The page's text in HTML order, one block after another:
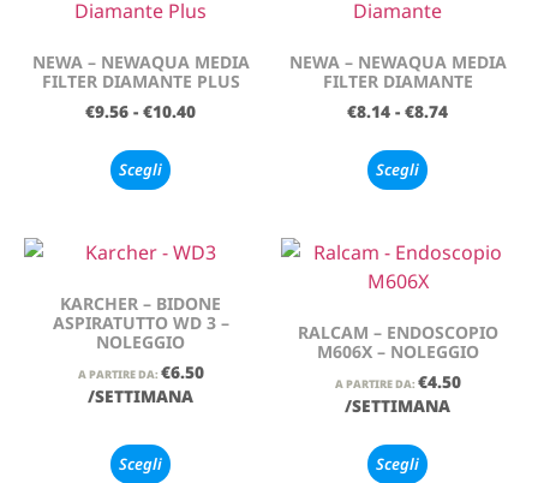
NEWA – NEWAQUA MEDIA
FILTER DIAMANTE PLUS
€9.56 - €10.40
Scegli
NEWA – NEWAQUA MEDIA
FILTER DIAMANTE
€8.14 - €8.74
Scegli
KARCHER – BIDONE
ASPIRATUTTO WD 3 –
NOLEGGIO
A PARTIRE DA: €6.50
/SETTIMANA
Scegli
RALCAM – ENDOSCOPIO
M606X – NOLEGGIO
A PARTIRE DA: €4.50
/SETTIMANA
Scegli